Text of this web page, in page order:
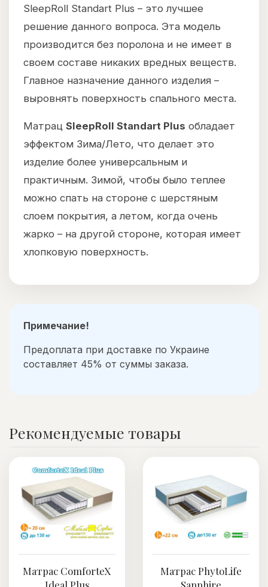
SleepRoll Standart Plus – это лучшее
решение данного вопроса. Эта модель
производится без поролона и не имеет в
своем составе никаких вредных веществ.
Главное назначение данного изделия –
выровнять поверхность спального места.
Матрац SleepRoll Standart Plus обладает
эффектом Зима/Лето, что делает это
изделие более универсальным и
практичным. Зимой, чтобы было теплее
можно спать на стороне с шерстяным
слоем покрытия, а летом, когда очень
жарко – на другой стороне, которая имеет
хлопковую поверхность.
Примечание!
Предоплата при доставке по Украине
составляет 45% от суммы заказа.
Рекомендуемые товары
Матрас ComforteX
Матрас PhytoLife